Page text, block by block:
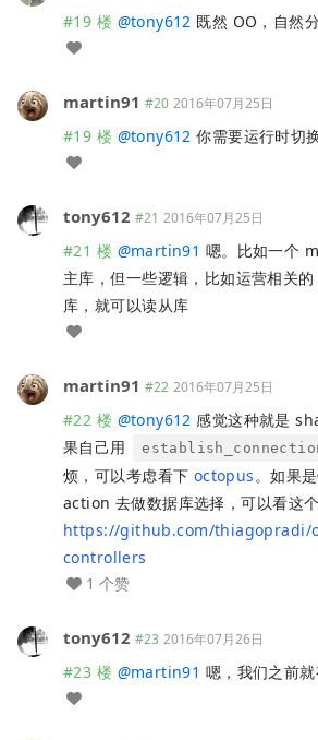
#19 楼 @tony612 既然 OO，自然
martin91 #20 2016年07月25日
#19 楼 @tony612 你需要运行时切
tony612 #21 2016年07月25日
#21 楼 @martin91 嗯。比如一个
主库，但一些逻辑，比如运营相关
库，就可以读从库
martin91 #22 2016年07月25日
#22 楼 @tony612 感觉这种就是
果自己用
烦，可以考虑看下 octopus。如果
action 去做数据库选择，可以看这个
https://github.com/thiagopradi/
controllers
1 个赞
tony612 #23 2016年07月26日
#23 楼 @martin91 嗯，我们之前